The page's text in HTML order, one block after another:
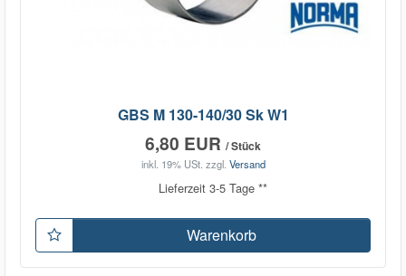
GBS M 130-140/30 Sk W1
6,80 EUR / Stück
inkl. 19% USt. zzgl. Versand
Lieferzeit 3-5 Tage **
Warenkorb